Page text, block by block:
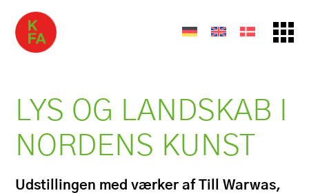
LYS OG LANDSKAB I
NORDENS KUNST
Udstillingen med værker af Till Warwas,